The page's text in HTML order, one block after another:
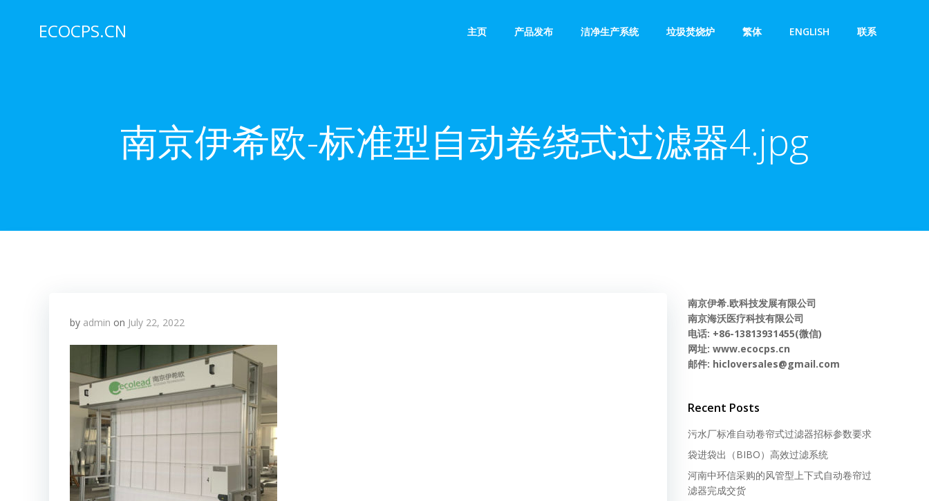
ECOCPS.CN 主页 产品发布 洁净生产系统 垃圾焚烧炉 繁体 ENGLISH 联系
南京伊希欧-标准型自动卷绕式过滤器4.jpg
by admin on July 22, 2022
南京伊希.欧科技发展有限公司
南京海沃医疗科技有限公司
电话: +86-13813931455(微信)
网址: www.ecocps.cn
邮件: hicloversales@gmail.com
Recent Posts
污水厂标准自动卷帘式过滤器招标参数要求
袋进袋出（BIBO）高效过滤系统
河南中环信采购的风管型上下式自动卷帘过
滤器完成交货